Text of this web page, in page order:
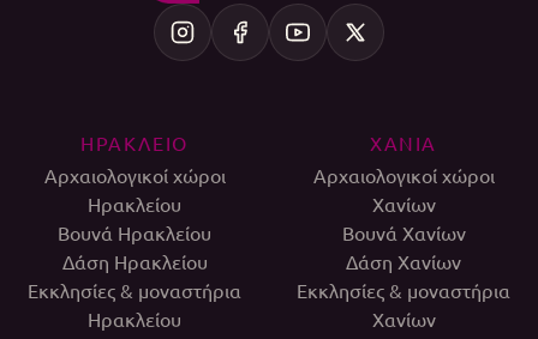
ΗΡΑΚΛΕΙΟ
Αρχαιολογικοί χώροι
Ηρακλείου
Βουνά Ηρακλείου
Δάση Ηρακλείου
Εκκλησίες & μοναστήρια
Ηρακλείου
ΧΑΝΙΑ
Αρχαιολογικοί χώροι
Χανίων
Βουνά Χανίων
Δάση Χανίων
Εκκλησίες & μοναστήρια
Χανίων